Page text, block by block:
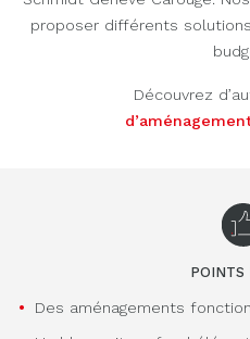
proposer différents
Découvrez
POINTS
Des aménagements